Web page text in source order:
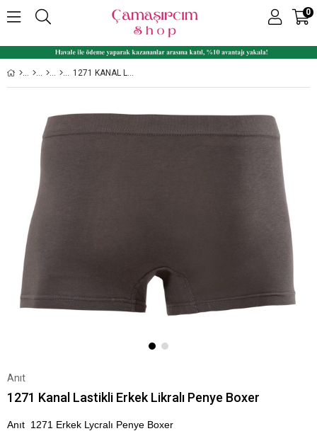
0
1271 KANAL LASTIKLI ERKEK LIKRALI PENYE BOXER
Anıt
1271 Kanal Lastikli Erkek Likralı Penye Boxer
Anıt 1271 Erkek Lycralı Penye Boxer